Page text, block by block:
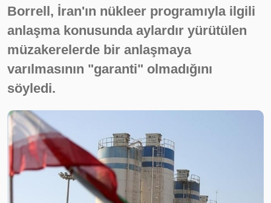
Borrell, İran'ın nükleer programıyla ilgili
anlaşma konusunda aylardır yürütülen
müzakerelerde bir anlaşmaya
varılmasının "garanti" olmadığını
söyledi.